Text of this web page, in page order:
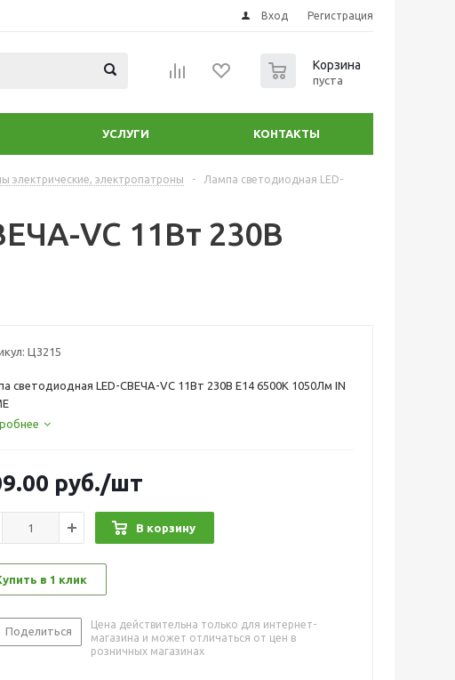
Вход Регистрация
Корзина
пуста
УСЛУГИ КОНТАКТЫ
электрические, электропатроны -
Лампа светодиодная LED-
VC 11Вт 230В
Ц3215
светодиодная LED-СВЕЧА-VC 11Вт 230В Е14 6500К 1050Лм IN
руб./шт
В корзину
в 1 клик
Поделиться
Цена действительна только для интернет-
магазина и может отличаться от цен в
розничных магазинах